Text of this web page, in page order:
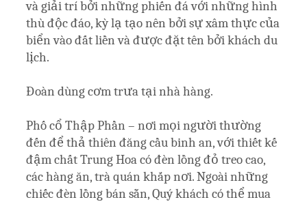
và giải trí bởi những phiến đá với những hình
thù độc đáo, kỳ lạ tạo nên bởi sự xâm thực của
biển vào đất liền và được đặt tên bởi khách du
lịch.
Đoàn dùng cơm trưa tại nhà hàng.
Phố cổ Thập Phần – nơi mọi người thường
đến để thả thiên đăng cầu binh an, với thiết kế
đậm chất Trung Hoa có đèn lồng đỏ treo cao,
các hàng ăn, trà quán khắp nơi. Ngoài những
chiếc đèn lồng bán sẵn, Quý khách có thể mua